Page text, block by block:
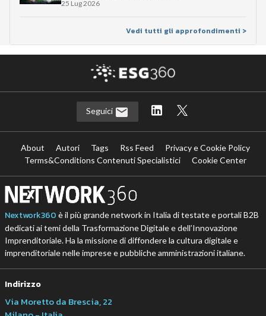
25 Lug 2026
Vedi tutti gli approfondimenti >
Seguici
About Autori Tags Rss Feed
Privacy e Cookie Policy
Terms&Conditions Contenuti Specialistici
Cookie Center
Nextwork360 è il più grande network in Italia di testate e portali B2B
dedicati ai temi della Trasformazione Digitale e dell’Innovazione
Imprenditoriale. Ha la missione di diffondere la cultura digitale e
imprenditoriale nelle imprese e pubbliche amministrazioni italiane.
Indirizzo
Via Moretto da Brescia, 22